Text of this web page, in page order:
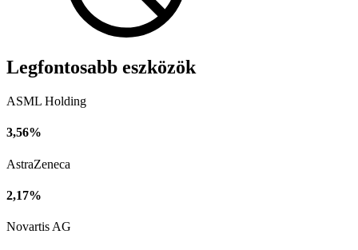
Legfontosabb eszközök
ASML Holding
3,56%
AstraZeneca
2,17%
Novartis AG